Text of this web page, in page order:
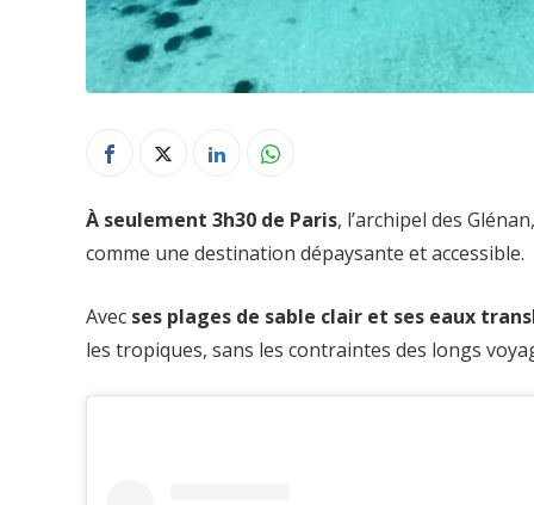
À seulement 3h30 de Paris, l’archipel des
comme une destination dépaysante et accessible.
Avec ses plages de sable clair et ses eaux
les tropiques, sans les contraintes des longs